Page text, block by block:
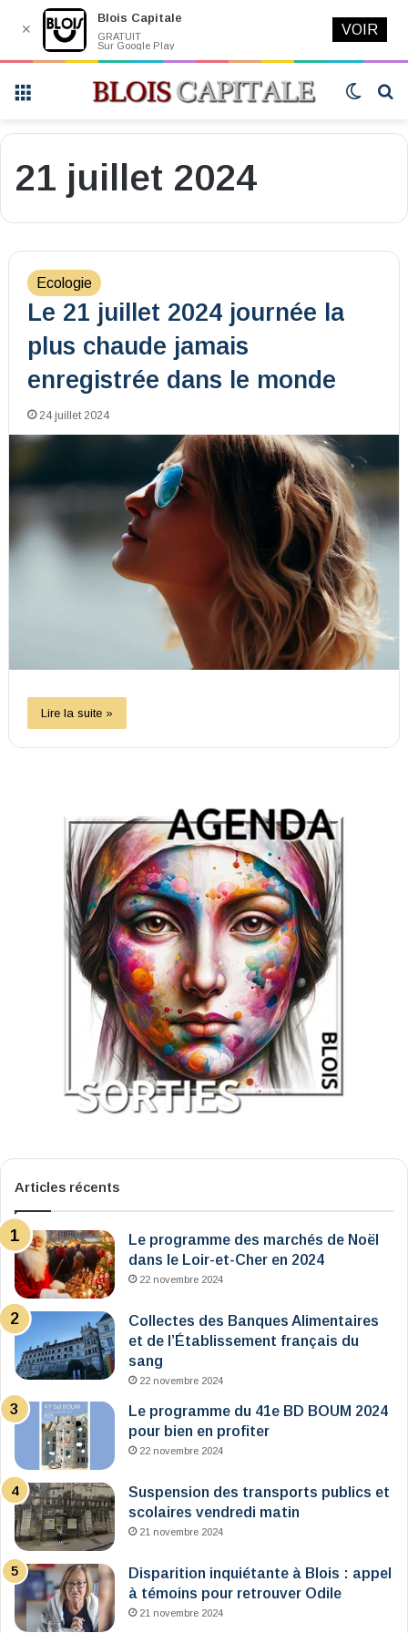
Switch
21 juillet 2024
Ecologie
Le 21 juillet 2024 journée la
plus chaude jamais
enregistrée dans le monde
24 juillet 2024
Lire la suite »
Articles récents
Le programme des marchés de Noël
dans le Loir-et-Cher en 2024
22 novembre 2024
Collectes des Banques Alimentaires
et de l’Établissement français du
sang
22 novembre 2024
Le programme du 41e BD BOUM 2024
pour bien en profiter
22 novembre 2024
Suspension des transports publics et
scolaires vendredi matin
21 novembre 2024
Disparition inquiétante à Blois : appel
à témoins pour retrouver Odile
21 novembre 2024
✕
Blois Capitale
GRATUIT
Sur Google Play
VOIR